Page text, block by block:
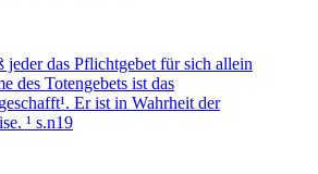
jeder das Pflichtgebet für sich allein
des Totengebets ist das
Er ist in Wahrheit der
¹ s.n19